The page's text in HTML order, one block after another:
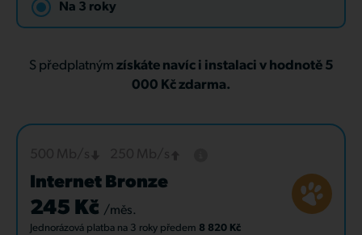
Na 3 roky
S předplatným získáte navíc i instalaci v hodnotě 5
000 Kč zdarma.
Internet Bronze
245 Kč /měs.
Jednorázová platba na 3 roky předem 8 820 Kč